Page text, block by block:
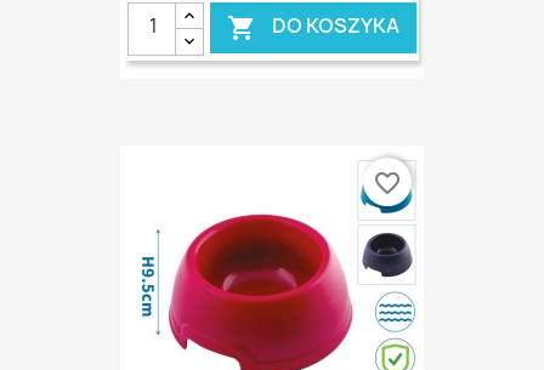
 DO KOSZYKA
favorite_border